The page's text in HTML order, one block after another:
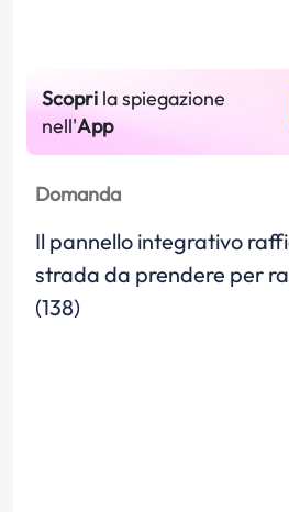
Scopri la spiegazione
nell'App
Domanda
Il pannello integrativo
strada da prendere per
(138)